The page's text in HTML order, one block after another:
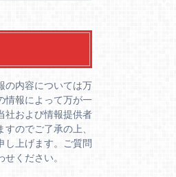
の内容については万
情報によって万が一
社および情報提供者
のでご了承の上、
し上げます。ご質問
せください。